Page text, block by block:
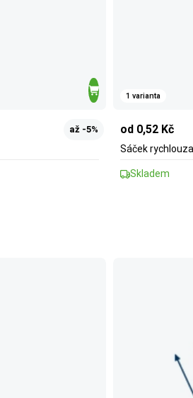
až -5%
1 varianta
od 0,52 Kč
Sáček
Skladem